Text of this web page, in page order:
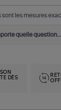
sont les mesures
DÈS